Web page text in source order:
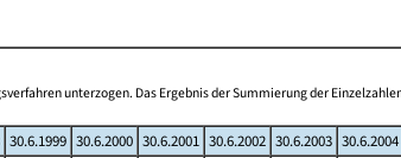
unterzogen. Das Ergebnis der Summierung der
30.6.1999 30.6.2000 30.6.2001 30.6.2002 30.6.2003 30.6.2004